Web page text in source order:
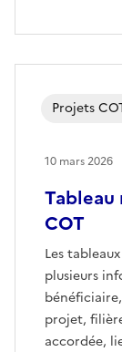
COT
Les
plusieurs
projet,
accordée,
Projets
10 mars 2026